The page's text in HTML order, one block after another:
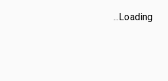
Loading...